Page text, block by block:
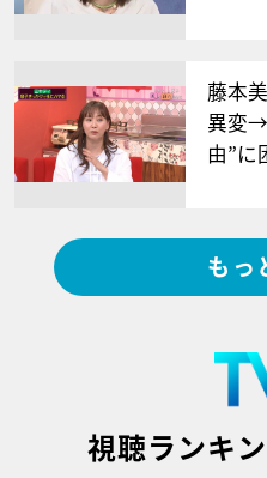
藤本
異変
由”
もっ
視聴ランキ